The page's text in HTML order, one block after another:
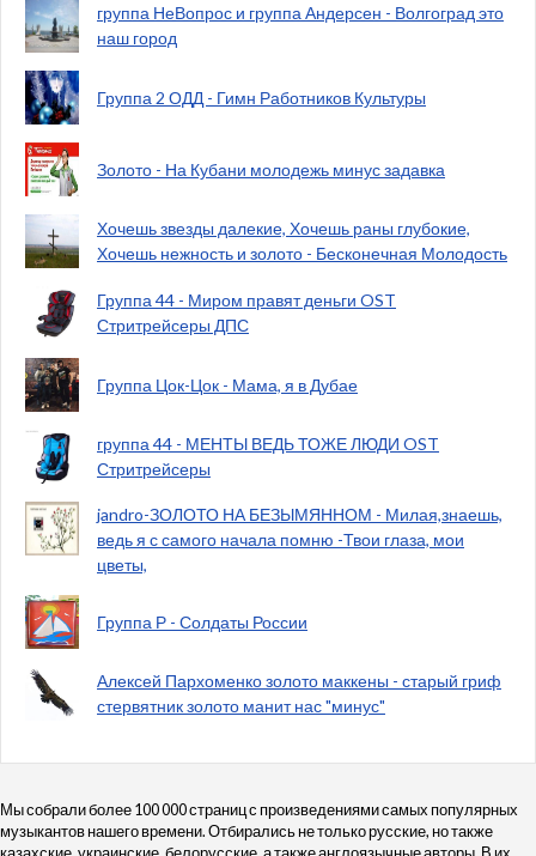
группа НеВопрос и группа Андерсен - Волгоград это
наш город
Группа 2 ОДД - Гимн Работников Культуры
Золото - На Кубани молодежь минус задавка
Хочешь звезды далекие, Хочешь раны глубокие,
Хочешь нежность и золото - Бесконечная Молодость
Группа 44 - Миром правят деньги OST
Стритрейсеры ДПС
Группа Цок-Цок - Мама, я в Дубае
группа 44 - МЕНТЫ ВЕДЬ ТОЖЕ ЛЮДИ OST
Стритрейсеры
jandro-ЗОЛОТО НА БЕЗЫМЯННОМ - Милая,знаешь,
ведь я с самого начала помню -Твои глаза, мои
цветы,
Группа Р - Солдаты России
Алексей Пархоменко золото маккены - старый гриф
стервятник золото манит нас "минус"
Мы собрали более 100 000 страниц с произведениями самых популярных
музыкантов нашего времени. Отбирались не только русские, но также